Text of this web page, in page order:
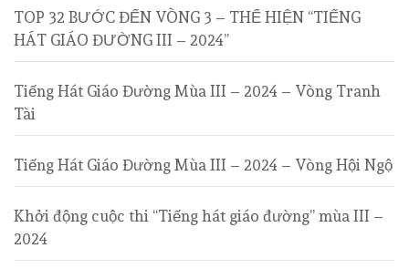
TOP 32 BƯỚC ĐẾN VÒNG 3 – THỂ HIỆN “TIẾNG
HÁT GIÁO ĐƯỜNG III – 2024”
Tiếng Hát Giáo Đường Mùa III – 2024 – Vòng Tranh
Tài
Tiếng Hát Giáo Đường Mùa III – 2024 – Vòng Hội Ngộ
Khởi động cuộc thi “Tiếng hát giáo đường” mùa III –
2024